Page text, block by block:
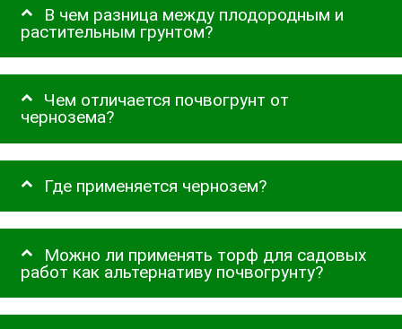
В чем разница между плодородным и
растительным грунтом?
Чем отличается почвогрунт от
чернозема?
Где применяется чернозем?
Можно ли применять торф для садовых
работ как альтернативу почвогрунту?